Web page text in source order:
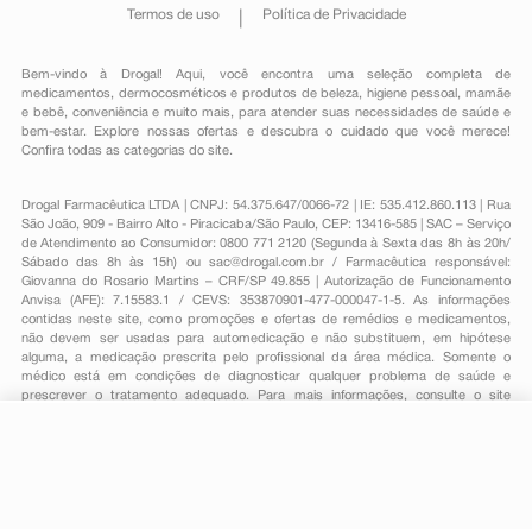
Termos de uso Política de Privacidade
Bem-vindo à Drogal! Aqui, você encontra uma seleção completa de
medicamentos , dermocosméticos e produtos de beleza, higiene pessoal ,mamãe
e bebê, conveniênciae muito mais, para atender suas necessidades de saúde e
bem-estar. Explore nossas ofertas e descubra o cuidado que você merece!
Confira todas as categorias do site.
Drogal Farmacêutica LTDA | CNPJ: 54.375.647/0066-72 | IE: 535.412.860.113 | Rua
São João, 909 - Bairro Alto - Piracicaba/São Paulo, CEP: 13416-585 | SAC – Serviço
de Atendimento ao Consumidor: 0800 771 2120 (Segunda à Sexta das 8h às 20h/
Sábado das 8h às 15h) ou sac@drogal.com.br/ Farmacêutica responsável:
Giovanna do Rosario Martins – CRF/SP 49.855 | Autorização de Funcionamento
Anvisa (AFE): 7.15583.1 / CEVS: 353870901-477-000047-1-5. As informações
contidas neste site, como promoções e ofertas de remédios e medicamentos,
não devem ser usadas para automedicação e não substituem, em hipótese
alguma, a medicação prescrita pelo profissional da área médica. Somente o
médico está em condições de diagnosticar qualquer problema de saúde e
prescrever o tratamento adequado. Para mais informações, consulte o site